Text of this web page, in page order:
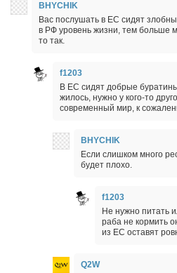
BHYCHIK
Вас послушать в ЕС сидят
в РФ уровень жизни, тем больше
то так.
f1203
В ЕС сидят добрые
жилось, нужно у кого-то
современный мир, к
BHYCHIK
Если слишком много
будет плохо.
f1203
Не нужно питать
раба не кормить
из ЕС оставят
Q2W